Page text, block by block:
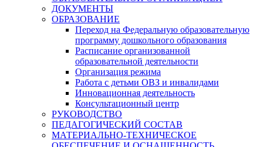
ДОКУМЕНТЫ
ОБРАЗОВАНИЕ
Переход на Федеральную образовательную
программу дошкольного образования
Расписание организованной
образовательной деятельности
Организация режима
Работа с детьми ОВЗ и инвалидами
Инновационная деятельность
Консультационный центр
РУКОВОДСТВО
ПЕДАГОГИЧЕСКИЙ СОСТАВ
МАТЕРИАЛЬНО-ТЕХНИЧЕСКОЕ